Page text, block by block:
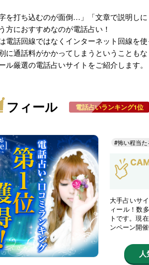
字を打ち込むのが面倒…」「文章で説明し
方におすすめなのが電話占い！
電話回線ではなくインターネット回線を
に通話料がかかってしまうということも
ル厳選の電話占いサイトをご紹介します。
フィール 電話占いランキング1位
#怖い程当た
大手占いサ
ィール！数
トです。現
ンペーン開催